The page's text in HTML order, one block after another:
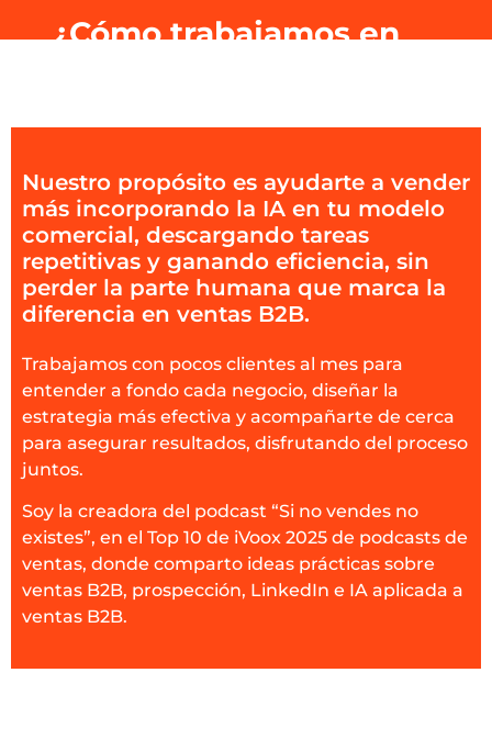
¿Cómo trabajamos en
Nuestro propósito es ayudarte a vender
más incorporando la IA en tu modelo
comercial, descargando tareas
repetitivas y ganando eficiencia, sin
perder la parte humana que marca la
diferencia en ventas B2B.
Trabajamos con pocos clientes al mes para
entender a fondo cada negocio, diseñar la
estrategia más efectiva y acompañarte de cerca
para asegurar resultados, disfrutando del proceso
juntos.
Soy la creadora del podcast “Si no vendes no
existes”, en el Top 10 de iVoox 2025 de podcasts de
ventas, donde comparto ideas prácticas sobre
ventas B2B, prospección, LinkedIn e IA aplicada a
ventas B2B.